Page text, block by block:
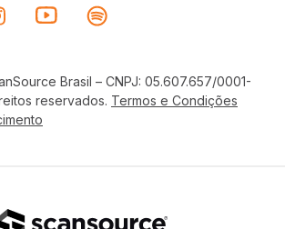
Brasil – CNPJ: 05.607.657/0001-
reservados. Termos e Condições